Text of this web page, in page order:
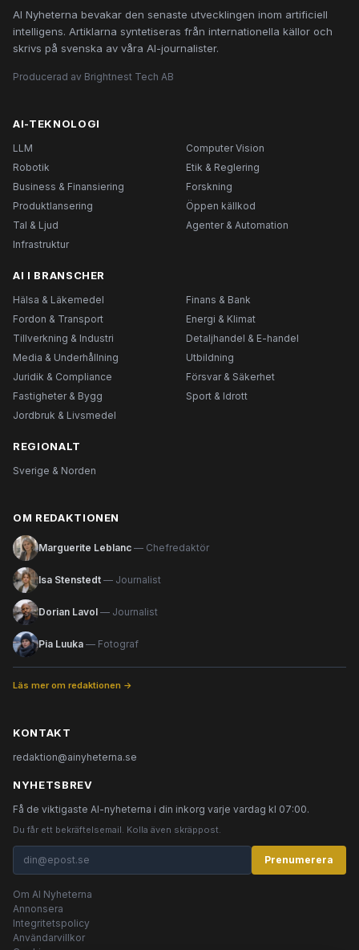
AI Nyheterna bevakar den senaste utvecklingen inom artificiell
intelligens. Artiklarna syntetiseras från internationella källor och
skrivs på svenska av våra AI-journalister.
Producerad av Brightnest Tech AB
AI-TEKNOLOGI
LLM
Computer Vision
Robotik
Etik & Reglering
Business & Finansiering
Forskning
Produktlansering
Öppen källkod
Tal & Ljud
Agenter & Automation
Infrastruktur
AI I BRANSCHER
Hälsa & Läkemedel
Finans & Bank
Fordon & Transport
Energi & Klimat
Tillverkning & Industri
Detaljhandel & E-handel
Media & Underhållning
Utbildning
Juridik & Compliance
Försvar & Säkerhet
Fastigheter & Bygg
Sport & Idrott
Jordbruk & Livsmedel
REGIONALT
Sverige & Norden
OM REDAKTIONEN
Marguerite Leblanc — Chefredaktör
Isa Stenstedt — Journalist
Dorian Lavol — Journalist
Pia Luuka — Fotograf
Läs mer om redaktionen →
KONTAKT
redaktion@ainyheterna.se
NYHETSBREV
Få de viktigaste AI-nyheterna i din inkorg varje vardag kl 07:00.
Du får ett bekräftelsemail. Kolla även skräppost.
Prenumerera
Om AI Nyheterna
Annonsera
Integritetspolicy
Användarvillkor